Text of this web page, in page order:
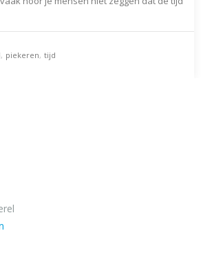
, piekeren, tijd